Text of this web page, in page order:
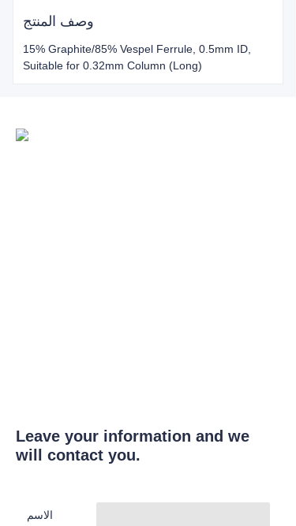
وصف المنتج
15% Graphite/85% Vespel Ferrule, 0.5mm ID,
Suitable for 0.32mm Column (Long)
Leave your information and we
will contact you.
الاسم